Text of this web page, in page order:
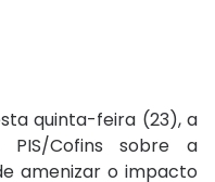
quinta-feira (23), a
Cofins sobre a
amenizar o impacto